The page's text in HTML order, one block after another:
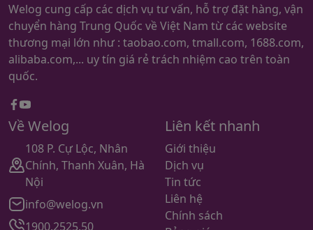
Welog cung cấp các dịch vụ tư vấn, hỗ trợ đặt hàng, vận
chuyển hàng Trung Quốc về Việt Nam từ các website
thương mại lớn như : taobao.com, tmall.com, 1688.com,
alibaba.com,... uy tín giá rẻ trách nhiệm cao trên toàn
quốc.
Facebook
youtube
Về Welog
108 P. Cự Lộc, Nhân
Chính, Thanh Xuân, Hà
Nội
info@welog.vn
1900.2525.50
Liên kết nhanh
Giới thiệu
Dịch vụ
Tin tức
Liên hệ
Chính sách